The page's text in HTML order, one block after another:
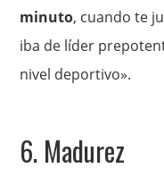
minuto, cuando te
iba de líder
nivel deportivo».
6. Madurez